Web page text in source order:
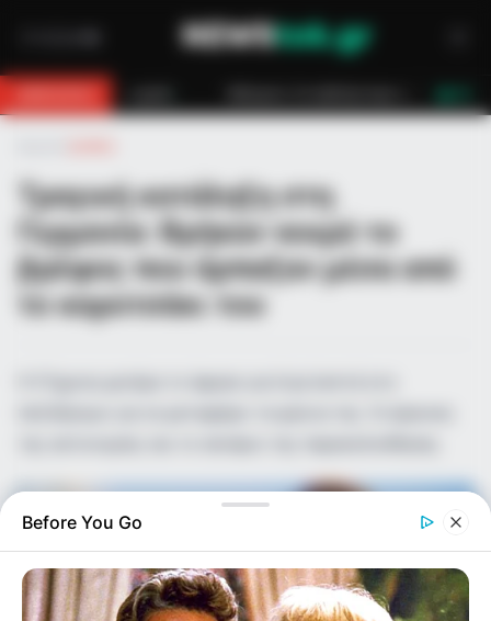
Τραγική κατάληξη στη
Γερμανία: Βρήκαν νεκρό το
βρέφος που άρπαξαν μέσα από
το καροτσάκι του
Before You Go